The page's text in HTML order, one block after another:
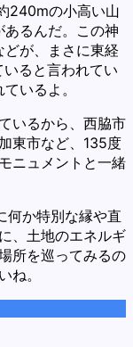
240mの小高い山
るんだ。この神
が、まさに東経
ると言われてい
いるよ。
いるから、西脇市
東市など、135度
ニュメントと一緒
何か特別な縁や直
、土地のエネルギ
所を巡ってみるの
ね。